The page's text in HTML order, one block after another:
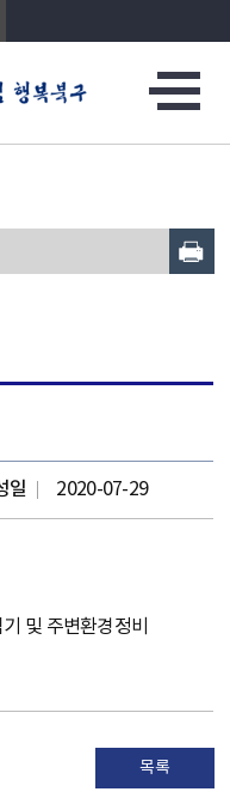
일 2020-07-29
및 주변환경정비
목록